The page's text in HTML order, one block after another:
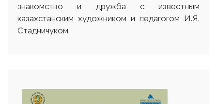
знакомство и дружба с известным
казахстанским художником и педагогом И.Я.
Стадничуком.